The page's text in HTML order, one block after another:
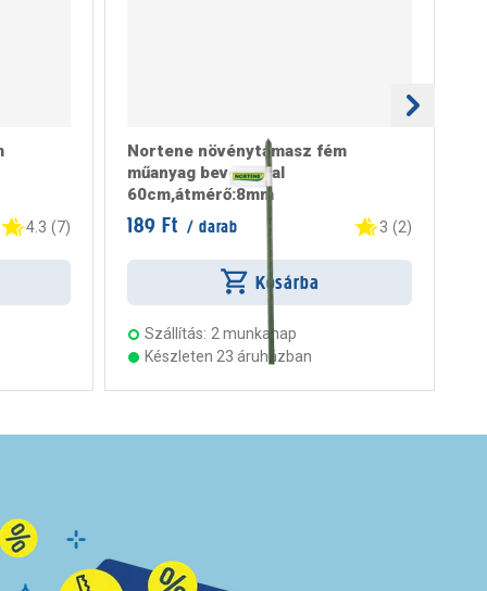
4.3 (7)
Nortene növénytámasz fém
műanyag bevonattal
60cm,átmérő:8mm
189 Ft / darab 3 (2)
Kosárba
Szállítás: 2 munkanap
Készleten 23 áruházban